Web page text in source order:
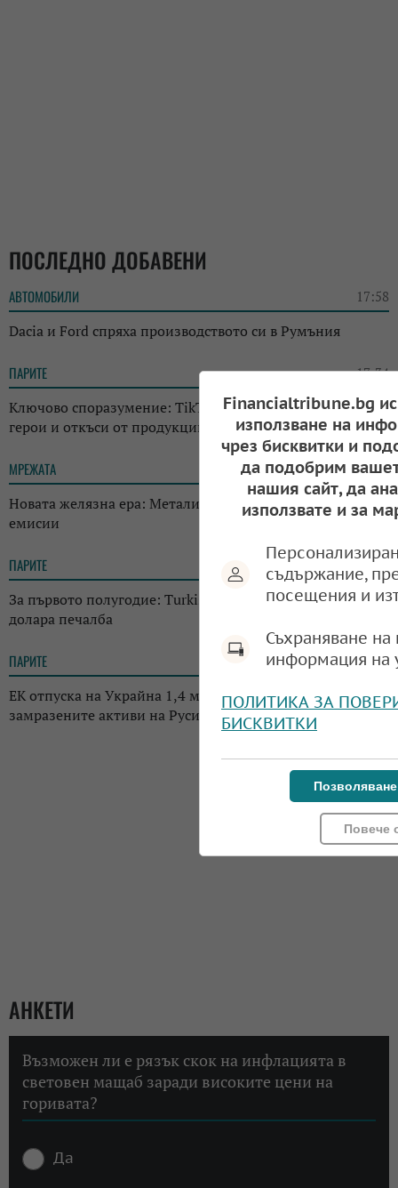
ПОСЛЕДНО ДОБАВЕНИ
АВТОМОБИЛИ 17:58
Dacia и Ford спряха производството си в Румъния
ПАРИТЕ 17:34
Ключово споразумение: TikTok получи права върху
герои и откъси от продукции на Disney
МРЕЖАТА 17:24
Новата желязна ера: Металите като гориво с нулеви
емисии
ПАРИТЕ 17:07
За първото полугодие: Turkish Airlines отчете 395,2 млн.
долара печалба
ПАРИТЕ 16:50
ЕК отпуска на Украйна 1,4 млрд. евро - печалба от
замразените активи на Русия
АНКЕТИ
Възможен ли е рязък скок на инфлацията в
световен мащаб заради високите цени на
горивата?
Да
Financialtribune.bg
използване на
чрез бисквитки и
да подобрим
нашия сайт, да
използвате и за
съдържание,
посещения и
Съхраняване
информация на
ПОЛИТИКА ЗА
БИСКВИТКИ
Повече